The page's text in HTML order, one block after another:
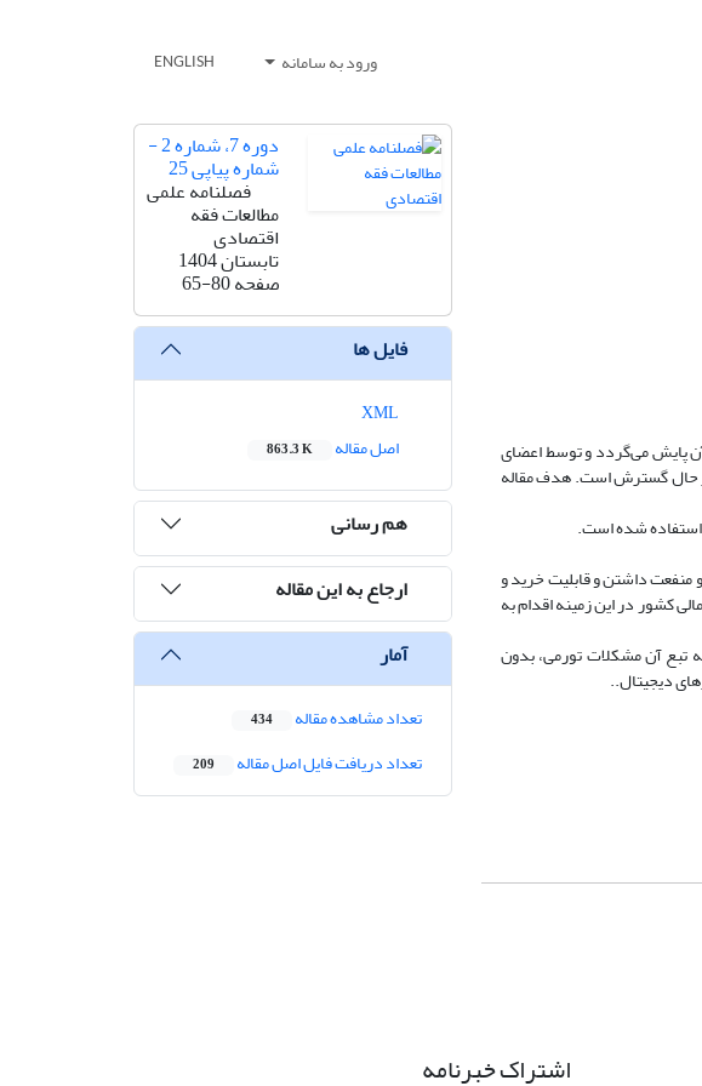
ورود به سامانه ENGLISH
پایش می‌گردد و توسط اعضای
حال گسترش است. هدف مقاله
استفاده شده است.
منفعت داشتن و قابلیت خرید و
کشور در این زمینه اقدام به
تبع آن مشکلات تورمی، بدون
دیجیتال..
دوره 7، شماره 2 -
شماره پیاپی 25
فصلنامه علمی
مطالعات فقه
اقتصادی
تابستان 1404
صفحه65-80
فایل ها
اصل مقاله
863.3 K
هم رسانی
ارجاع به این مقاله
آمار
تعداد مشاهده مقاله 434
تعداد دریافت فایل اصل مقاله 209
اشتراک خبرنامه